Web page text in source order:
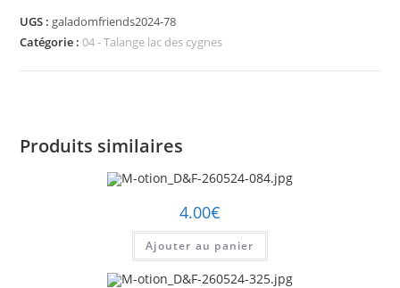
260524-
078.jpg
UGS : galadomfriends2024-78
Catégorie :04 - Talange lac des cygnes
Produits similaires
4.00€
Ajouter au panier